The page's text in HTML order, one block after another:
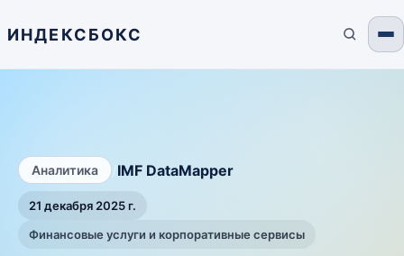
ИНДЕКСБОКС
Аналитика IMF DataMapper
21 декабря 2025 г.
Финансовые услуги и корпоративные сервисы